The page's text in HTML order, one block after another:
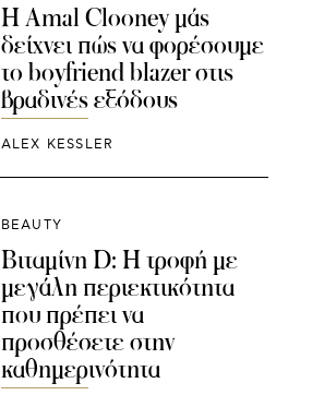
Η Amal Clooney μάς
δείχνει πώς να φορέσουμε
το boyfriend blazer στις
βραδινές εξόδους
ALEX KESSLER
BEAUTY
Βιταμίνη D: Η τροφή με
μεγάλη περιεκτικότητα
που πρέπει να
προσθέσετε στην
καθημερινότητα